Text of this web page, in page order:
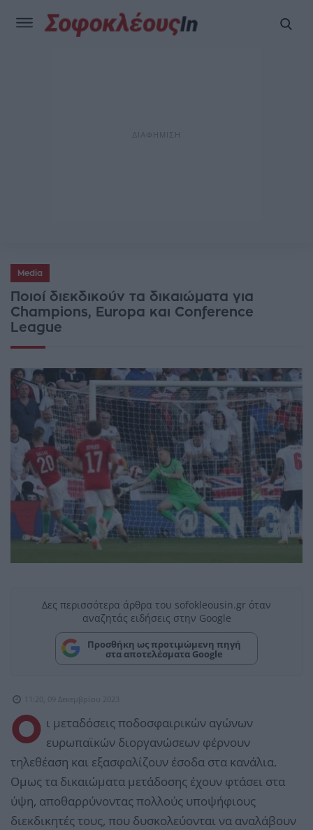
Media
Ποιοί διεκδικούν τα δικαιώματα για
Champions, Europa και Conference
League
Δες περισσότερα άρθρα του sofokleousin.gr όταν
αναζητάς ειδήσεις στην Google
Προσθήκη ως προτιμώμενη πηγή
στα αποτελέσματα Google
11:20, 09 Δεκεμβρίου 2023
Ο ι μεταδόσεις ποδοσφαιρικών αγώνων
ευρωπαϊκών διοργανώσεων φέρνουν
τηλεθέαση και εξασφαλίζουν έσοδα στα κανάλια.
Ομως τα δικαιώματα μετάδοσης έχουν φτάσει στα
ύψη, αποθαρρύνοντας πολλούς υποψήφιους
διεκδικητές τους, που δυσκολεύονται να αναλάβουν